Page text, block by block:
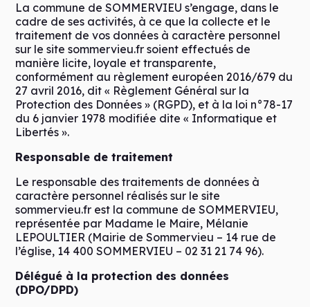
La commune de SOMMERVIEU s’engage, dans le
cadre de ses activités, à ce que la collecte et le
traitement de vos données à caractère personnel
sur le site sommervieu.fr soient effectués de
manière licite, loyale et transparente,
conformément au règlement européen 2016/679 du
27 avril 2016, dit « Règlement Général sur la
Protection des Données » (RGPD), et à la loi n°78-17
du 6 janvier 1978 modifiée dite « Informatique et
Libertés ».
Responsable de traitement
Le responsable des traitements de données à
caractère personnel réalisés sur le site
sommervieu.fr est la commune de SOMMERVIEU,
représentée par Madame le Maire, Mélanie
LEPOULTIER (Mairie de Sommervieu – 14 rue de
l’église, 14 400 SOMMERVIEU – 02 31 21 74 96).
Délégué à la protection des données
(DPO/DPD)